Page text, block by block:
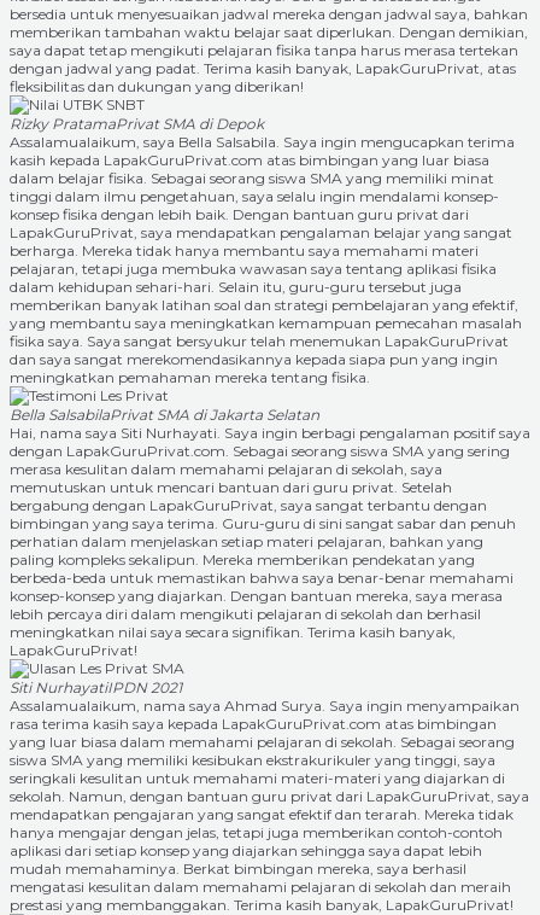
bersedia untuk menyesuaikan jadwal mereka dengan jadwal saya, bahkan
memberikan tambahan waktu belajar saat diperlukan. Dengan demikian,
saya dapat tetap mengikuti pelajaran fisika tanpa harus merasa tertekan
dengan jadwal yang padat. Terima kasih banyak, LapakGuruPrivat, atas
fleksibilitas dan dukungan yang diberikan!
Rizky PratamaPrivat SMA di Depok
Assalamualaikum, saya Bella Salsabila. Saya ingin mengucapkan terima
kasih kepada LapakGuruPrivat.com atas bimbingan yang luar biasa
dalam belajar fisika. Sebagai seorang siswa SMA yang memiliki minat
tinggi dalam ilmu pengetahuan, saya selalu ingin mendalami konsep-
konsep fisika dengan lebih baik. Dengan bantuan guru privat dari
LapakGuruPrivat, saya mendapatkan pengalaman belajar yang sangat
berharga. Mereka tidak hanya membantu saya memahami materi
pelajaran, tetapi juga membuka wawasan saya tentang aplikasi fisika
dalam kehidupan sehari-hari. Selain itu, guru-guru tersebut juga
memberikan banyak latihan soal dan strategi pembelajaran yang efektif,
yang membantu saya meningkatkan kemampuan pemecahan masalah
fisika saya. Saya sangat bersyukur telah menemukan LapakGuruPrivat
dan saya sangat merekomendasikannya kepada siapa pun yang ingin
meningkatkan pemahaman mereka tentang fisika.
Bella SalsabilaPrivat SMA di Jakarta Selatan
Hai, nama saya Siti Nurhayati. Saya ingin berbagi pengalaman positif saya
dengan LapakGuruPrivat.com. Sebagai seorang siswa SMA yang sering
merasa kesulitan dalam memahami pelajaran di sekolah, saya
memutuskan untuk mencari bantuan dari guru privat. Setelah
bergabung dengan LapakGuruPrivat, saya sangat terbantu dengan
bimbingan yang saya terima. Guru-guru di sini sangat sabar dan penuh
perhatian dalam menjelaskan setiap materi pelajaran, bahkan yang
paling kompleks sekalipun. Mereka memberikan pendekatan yang
berbeda-beda untuk memastikan bahwa saya benar-benar memahami
konsep-konsep yang diajarkan. Dengan bantuan mereka, saya merasa
lebih percaya diri dalam mengikuti pelajaran di sekolah dan berhasil
meningkatkan nilai saya secara signifikan. Terima kasih banyak,
LapakGuruPrivat!
Siti NurhayatiIPDN 2021
Assalamualaikum, nama saya Ahmad Surya. Saya ingin menyampaikan
rasa terima kasih saya kepada LapakGuruPrivat.com atas bimbingan
yang luar biasa dalam memahami pelajaran di sekolah. Sebagai seorang
siswa SMA yang memiliki kesibukan ekstrakurikuler yang tinggi, saya
seringkali kesulitan untuk memahami materi-materi yang diajarkan di
sekolah. Namun, dengan bantuan guru privat dari LapakGuruPrivat, saya
mendapatkan pengajaran yang sangat efektif dan terarah. Mereka tidak
hanya mengajar dengan jelas, tetapi juga memberikan contoh-contoh
aplikasi dari setiap konsep yang diajarkan sehingga saya dapat lebih
mudah memahaminya. Berkat bimbingan mereka, saya berhasil
mengatasi kesulitan dalam memahami pelajaran di sekolah dan meraih
prestasi yang membanggakan. Terima kasih banyak, LapakGuruPrivat!